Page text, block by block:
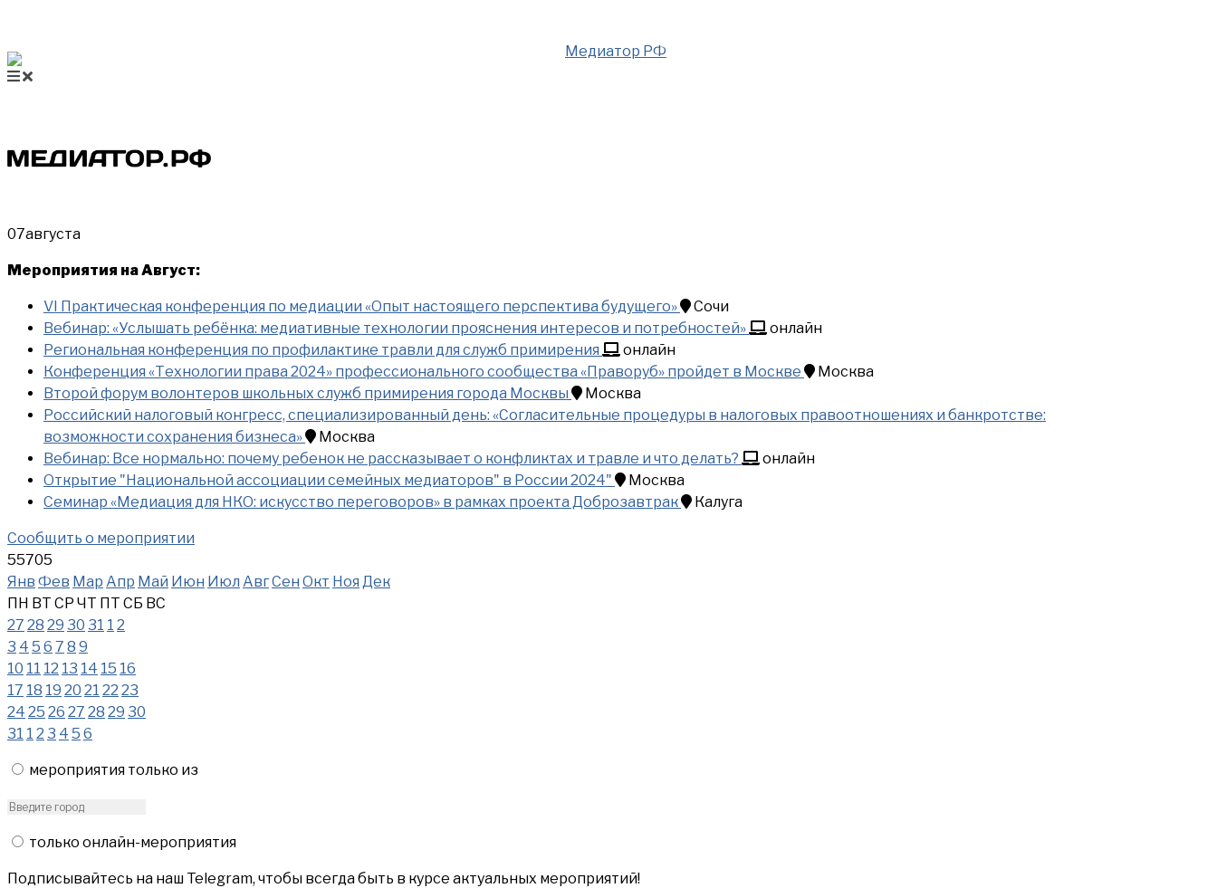
07августа
Мероприятия на Август:
VI Практическая конференция по медиации «Опыт настоящего перспектива будущего»
Сочи
Вебинар: «Услышать ребёнка: медиативные технологии прояснения интересов и потребностей»
онлайн
Региональная конференция по профилактике травли для служб примирения
онлайн
Конференция «Технологии права 2024» профессионального сообщества «Праворуб» пройдет в Москве
Москва
Второй форум волонтеров школьных служб примирения города Москвы
Москва
Российский налоговый конгресс, специализированный день: «Согласительные процедуры в налоговых правоотношениях и банкротстве:
возможности сохранения бизнеса»
Москва
Вебинар: Все нормально: почему ребенок не рассказывает о конфликтах и травле и что делать?
онлайн
Открытие "Национальной ассоциации семейных медиаторов" в России 2024"
Москва
Семинар «Медиация для НКО: искусство переговоров» в рамках проекта Доброзавтрак
Калуга
Сообщить о мероприятии
55705
Янв Фев Мар Апр Май Июн Июл АвгСен Окт Ноя Дек
ПН ВТ СР ЧТ ПТ СБ ВС
27 28 29 30 31 1 2
3 4 5 6 7 8 9
10 11 12 13 14 15 16
17 18 19 20 21 22 23
24 25 26 27 28 29 30
31 1 2 3 4 5 6
мероприятия только из
только онлайн-мероприятия
Подписывайтесь на наш Telegram, чтобы всегда быть в курсе актуальных мероприятий!